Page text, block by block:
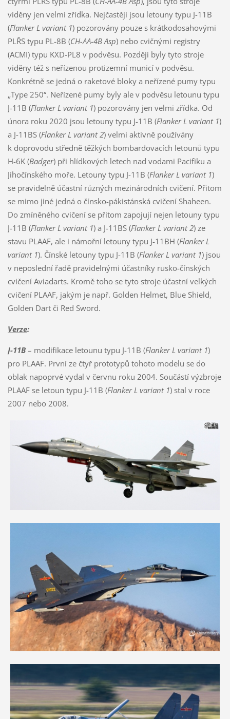
viděny jen velmi zřídka. Nejčastěji jsou letouny typu J-11B
(Flanker L variant 1) pozorovány pouze s krátkodosahovými
PLŘS typu PL-8B (CH-AA-4B Asp) nebo cvičnými registry
(ACMI) typu KXD-PL8 v podvěsu. Později byly tyto stroje
viděny též s neřízenou protizemní municí v podvěsu.
Konkrétně se jedná o raketové bloky a neřízené pumy typu
„Type 250“. Neřízené pumy byly ale v podvěsu letounu typu
J-11B (Flanker L variant 1) pozorovány jen velmi zřídka. Od
února roku 2020 jsou letouny typu J-11B (Flanker L variant 1)
a J-11BS (Flanker L variant 2) velmi aktivně používány
k doprovodu středně těžkých bombardovacích letounů typu
H-6K (Badger) při hlídkových letech nad vodami Pacifiku a
Jihočínského moře. Letouny typu J-11B (Flanker L variant 1)
se pravidelně účastní různých mezinárodních cvičení. Přitom
se mimo jiné jedná o čínsko-pákistánská cvičení Shaheen.
Do zmíněného cvičení se přitom zapojují nejen letouny typu
J-11B (Flanker L variant 1) a J-11BS (Flanker L variant 2) ze
stavu PLAAF, ale i námořní letouny typu J-11BH (Flanker L
variant 1). Čínské letouny typu J-11B (Flanker L variant 1) jsou
v neposlední řadě pravidelnými účastníky rusko-čínských
cvičení Aviadarts. Kromě toho se tyto stroje účastní velkých
cvičení PLAAF, jakým je např. Golden Helmet, Blue Shield,
Golden Dart či Red Sword.
Verze:
J-11B– modifikace letounu typu J-11B (Flanker L variant 1)
pro PLAAF. První ze čtyř prototypů tohoto modelu se do
oblak napoprvé vydal v červnu roku 2004. Součástí výzbroje
PLAAF se letoun typu J-11B (Flanker L variant 1) stal v roce
2007 nebo 2008.